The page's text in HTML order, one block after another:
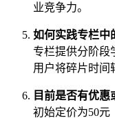
业竞争力。
如何实践专栏中
专栏提供分阶段
用户将碎片时间
目前是否有优惠
初始定价为50元